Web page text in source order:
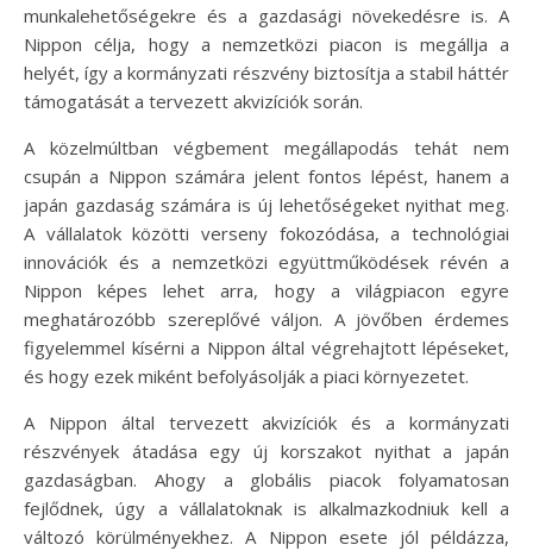
munkalehetőségekre és a gazdasági növekedésre is. A
Nippon célja, hogy a nemzetközi piacon is megállja a
helyét, így a kormányzati részvény biztosítja a stabil háttér
támogatását a tervezett akvizíciók során.
A közelmúltban végbement megállapodás tehát nem
csupán a Nippon számára jelent fontos lépést, hanem a
japán gazdaság számára is új lehetőségeket nyithat meg.
A vállalatok közötti verseny fokozódása, a technológiai
innovációk és a nemzetközi együttműködések révén a
Nippon képes lehet arra, hogy a világpiacon egyre
meghatározóbb szereplővé váljon. A jövőben érdemes
figyelemmel kísérni a Nippon által végrehajtott lépéseket,
és hogy ezek miként befolyásolják a piaci környezetet.
A Nippon által tervezett akvizíciók és a kormányzati
részvények átadása egy új korszakot nyithat a japán
gazdaságban. Ahogy a globális piacok folyamatosan
fejlődnek, úgy a vállalatoknak is alkalmazkodniuk kell a
változó körülményekhez. A Nippon esete jól példázza,